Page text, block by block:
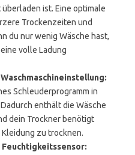
ist. Eine optimale
Trockenzeiten und
du nur wenig Wäsche hast,
volle Ladung
Schleuderprogramm in
enthält die Wäsche
dein Trockner benötigt
zu trocknen.